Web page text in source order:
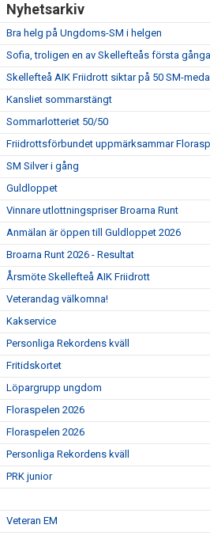
Nyhetsarkiv
Bra helg på Ungdoms-SM i helgen
Sofia, troligen en av Skellefteås första
Skellefteå AIK Friidrott siktar på 50 SM-
Kansliet sommarstängt
Sommarlotteriet 50/50
Friidrottsförbundet uppmärksammar
SM Silver i gång
Guldloppet
Vinnare utlottningspriser Broarna Runt
Anmälan är öppen till Guldloppet 2026
Broarna Runt 2026 - Resultat
Årsmöte Skellefteå AIK Friidrott
Veterandag välkomna!
Kakservice
Personliga Rekordens kväll
Fritidskortet
Löpargrupp ungdom
Floraspelen 2026
Floraspelen 2026
Personliga Rekordens kväll
PRK junior
Veteran EM